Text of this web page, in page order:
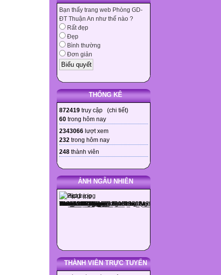
Bạn thấy trang web Phòng GD-
ĐT Thuận An như thế nào ?
Rất đẹp
Đẹp
Bình thường
Đơn giản
THỐNG KÊ
872419 truy cập (chi tiết)
60 trong hôm nay
2343066 lượt xem
232 trong hôm nay
248 thành viên
ẢNH NGẪU NHIÊN
THÀNH VIÊN TRỰC TUYẾN